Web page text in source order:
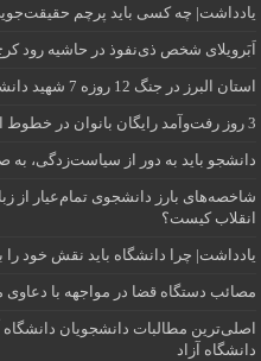
یادداشت| ‌چه کسی باید پرچم
اَبَر‌ویلای شخص ذی‌نفوذ در حاشیه‌ رود
استان البرز در جنگ 12 روزه 7 شهید دانشجو تقدیم انقلاب کرد
3 روز رفت‌وآمد رایگان بانوان در خطوط اتوبوسرانی شهری کرج
دانشجو باید به دور از سیاست‌زدگی، به
شاخصه‌های بارز دانشجوی تمام‌عیار از
انقلاب کیست؟
یادداشت| چرا دانشگاه باید نقش خود را
مصائب دستگاه قضا در مواجهه با
اصلی‌ترین مطالبات دانشجویان
دانشگاه آز‌اد